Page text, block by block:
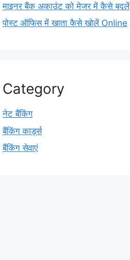
माइनर बैंक अकाउंट को मेजर में कैसे बदलें
पोस्ट ऑफिस में खाता कैसे खोलें Online
Category
नेट बैंकिंग
बैंकिंग कार्ड्स
बैंकिंग सेवाएं